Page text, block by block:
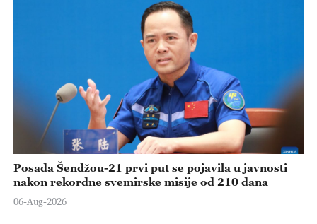
Posada Šendžou-21 prvi put se pojavila u javnosti
nakon rekordne svemirske misije od 210 dana
06-Aug-2026